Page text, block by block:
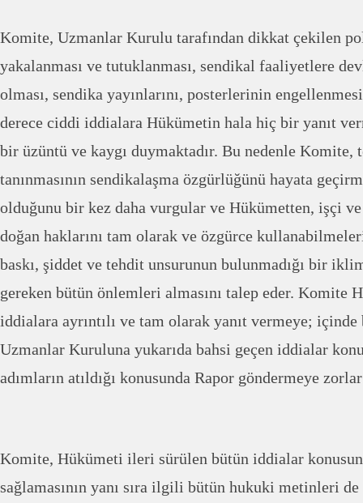
Komite, Uzmanlar Kurulu tarafından dikkat çekilen
yakalanması ve tutuklanması, sendikal faaliyetlere
olması, sendika yayınlarını, posterlerinin
derece ciddi iddialara Hükümetin hala hiç bir yanıt
bir üzüntü ve kaygı duymaktadır. Bu nedenle
tanınmasının sendikalaşma özgürlüğünü hayata
olduğunu bir kez daha vurgular ve Hükümetten, işçi
doğan haklarını tam olarak ve özgürce
baskı, şiddet ve tehdit unsurunun bulunmadığı bir
gereken bütün önlemleri almasını talep eder. Komite
iddialara ayrıntılı ve tam olarak yanıt vermeye;
Uzmanlar Kuruluna yukarıda bahsi geçen iddialar
adımların atıldığı konusunda Rapor göndermeye
Komite, Hükümeti ileri sürülen bütün iddialar
sağlamasının yanı sıra ilgili bütün hukuki metinleri